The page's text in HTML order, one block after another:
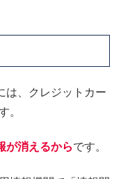
は、クレジットカー
。
が消えるからです。